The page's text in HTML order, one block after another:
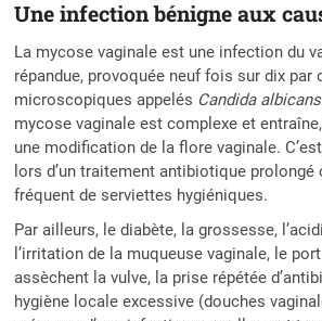
Une infection bénigne aux
La mycose vaginale est une infection du
répandue, provoquée neuf fois sur dix par
microscopiques appelés Candida albicans
mycose vaginale est complexe et
une modification de la flore vaginale.
lors d’un traitement antibiotique prolongé
fréquent de serviettes hygiéniques.
Par ailleurs, le diabète, la grossesse,
l’irritation de la muqueuse vaginale, le
assèchent la vulve, la prise répétée
hygiène locale excessive (douches